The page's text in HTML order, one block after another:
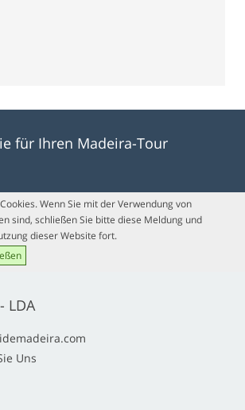
für Ihren Madeira-Tour
Wenn Sie mit der Verwendung von
sind, schließen Sie bitte diese Meldung und
dieser Website fort.
LDA
Uns